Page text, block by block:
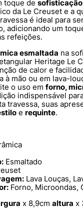
toque de sofisticação
da Le Creuset e a
é ideal para
adicionando um
refeições.
esmaltada na
Heritage Le
de calor e
à mão ou em lava-
o uso em forno,
indispensável
travessa, suas
e requinte.
Esmaltado
Lava Louças,
Forno, Microondas,
x 8,9cm altura x